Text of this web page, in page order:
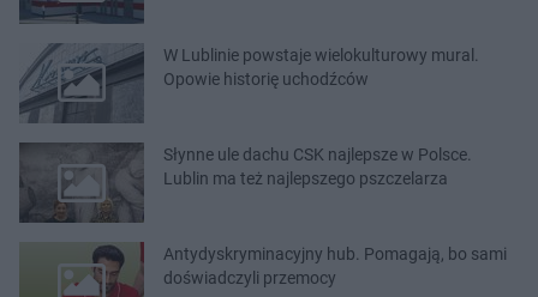
W Lublinie powstaje wielokulturowy mural.
Opowie historię uchodźców
Słynne ule dachu CSK najlepsze w Polsce.
Lublin ma też najlepszego pszczelarza
Antydyskryminacyjny hub. Pomagają, bo sami
doświadczyli przemocy